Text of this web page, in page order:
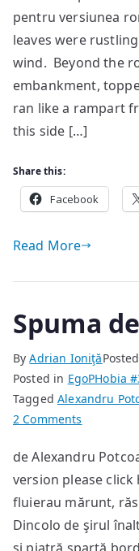
pentru versiunea
leaves were
wind. Beyond the
embankment,
ran like a rampart
this side […]
Share this:
Facebook
Read More
Spuma
ByAdrian Ioniţă
Posted in EgoPHobia
TaggedAlexandru
2 Comments
de
cireșe
de Alexandru
version please
fluierau mărunt,
Dincolo de şirul